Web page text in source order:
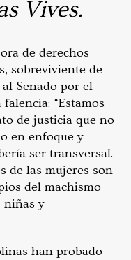
Vives.
de derechos
sobreviviente de
Senado por el
“Estamos
de justicia que no
en enfoque y
ser transversal.
de las mujeres son
del machismo
niñas y
han probado